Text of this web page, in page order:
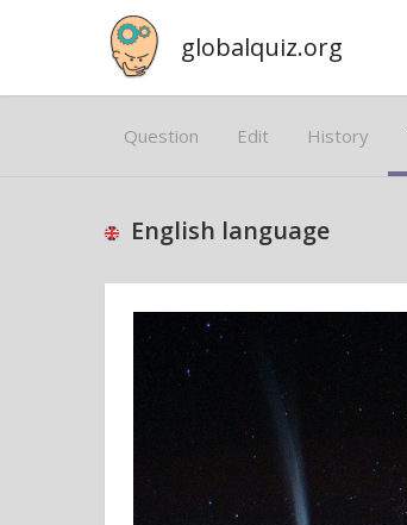
globalquiz.org
Question Edit History
English language